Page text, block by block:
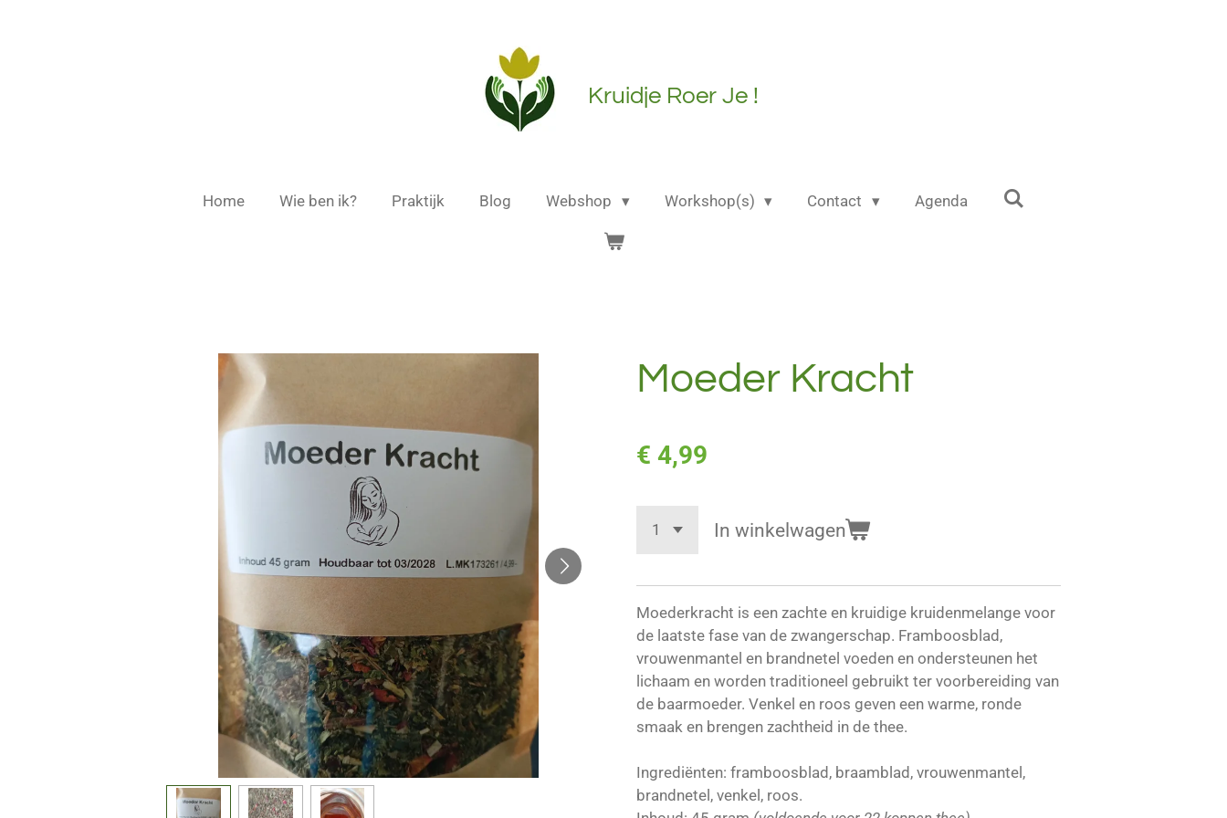
Kruidje Roer Je !
Home Wie ben ik? Praktijk Blog Webshop Workshop(s) Contact Agenda
Moeder Kracht
€ 4,99
In winkelwagen
Moederkracht is een zachte en kruidige kruidenmelange voor
de laatste fase van de zwangerschap. Framboosblad,
vrouwenmantel en brandnetel voeden en ondersteunen het
lichaam en worden traditioneel gebruikt ter voorbereiding van
de baarmoeder. Venkel en roos geven een warme, ronde
smaak en brengen zachtheid in de thee.
Ingrediënten: framboosblad, braamblad, vrouwenmantel,
brandnetel, venkel, roos.